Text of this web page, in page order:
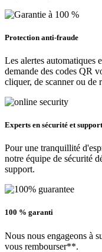
Protection anti-fraude
Les alertes automatiques
demande des codes QR
cliquer, de scanner ou de
Experts en sécurité et
Pour une tranquillité
notre équipe de sécurité
support.
100 % garanti
Nous nous engageons à
vous rembourser**.